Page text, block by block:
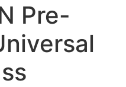
Pre-